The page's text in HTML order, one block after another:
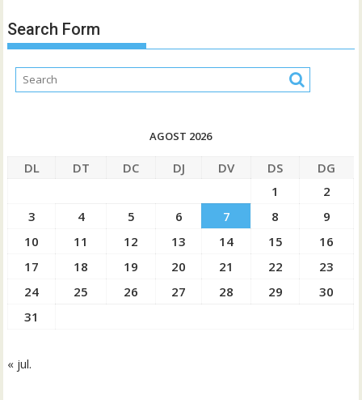
Search Form
AGOST 2026
DL DT DC DJ DV DS
DG
1
2
3
4 5 6 7 8
9
10
11 12 13 14 15
16
17
18 19 20 21 22
23
24
25 26 27 28 29
30
31
« jul.